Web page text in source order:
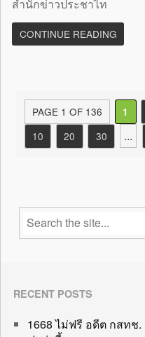
สำนักข่าวประชาไท
CONTINUE READING
PAGE 1 OF 136 1
10 20 30 ...
RECENT POSTS
1668 ไม่ฟรี อดีต กสท